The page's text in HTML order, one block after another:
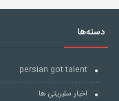
دسته‌ها
persian got talent
اخبار سلبریتی ها